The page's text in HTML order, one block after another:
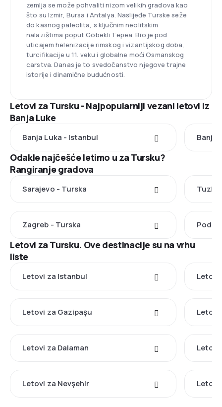
zemlja se može pohvaliti nizom velikih gradova kao
što su Izmir, Bursa i Antalya. Naslijeđe Turske seže
do kasnog paleolita, s ključnim neolitskim
nalazištima poput Göbekli Tepea. Bio je pod
uticajem helenizacije rimskog i vizantijskog doba,
turcifikacije u 11. veku i globalne moći Osmanskog
carstva. Danas je to svedočanstvo njegove trajne
istorije i dinamične budućnosti.
Letovi za Tursku - Najpopularniji vezani letovi iz
Banja Luke
Banja Luka - Istanbul Banja
Odakle najčešće letimo u za Tursku?
Rangiranje gradova
Sarajevo - Turska Tuzla
Zagreb - Turska
Letovi za Tursku. Ove destinacije su na vrhu
liste
Letovi za Istanbul Letovi
Letovi za Gazipaşu Letovi
Letovi za Dalaman Letovi
Letovi za Nevşehir Letovi